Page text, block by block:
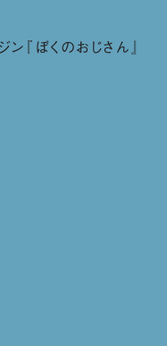
『ぼくのおじさん』